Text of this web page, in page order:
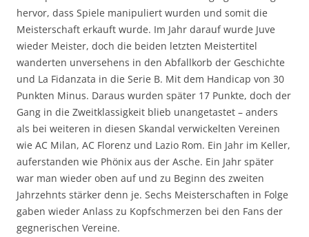
hervor, dass Spiele manipuliert wurden und somit die
Meisterschaft erkauft wurde. Im Jahr darauf wurde Juve
wieder Meister, doch die beiden letzten Meistertitel
wanderten unversehens in den Abfallkorb der Geschichte
und La Fidanzata in die Serie B. Mit dem Handicap von 30
Punkten Minus. Daraus wurden später 17 Punkte, doch der
Gang in die Zweitklassigkeit blieb unangetastet – anders
als bei weiteren in diesen Skandal verwickelten Vereinen
wie AC Milan, AC Florenz und Lazio Rom. Ein Jahr im Keller,
auferstanden wie Phönix aus der Asche. Ein Jahr später
war man wieder oben auf und zu Beginn des zweiten
Jahrzehnts stärker denn je. Sechs Meisterschaften in Folge
gaben wieder Anlass zu Kopfschmerzen bei den Fans der
gegnerischen Vereine.